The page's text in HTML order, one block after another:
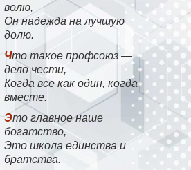
волю,
Он надежда на лучшую
долю.
Что такое профсоюз —
дело чести,
Когда все как один, когда
вместе.
Это главное наше
богатство,
Это школа единства и
братства.